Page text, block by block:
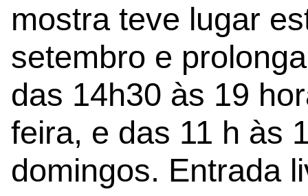
mostra teve lugar
setembro e
das 14h30 às 19
feira, e das 11 h às
domingos. Entrada